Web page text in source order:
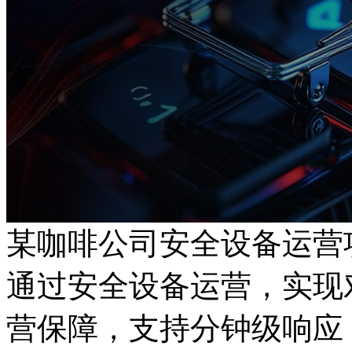
某咖啡公司安全设备运营
通过安全设备运营，
营保障，支持分钟级响应